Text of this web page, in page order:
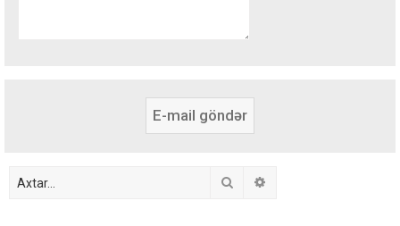
Axtar